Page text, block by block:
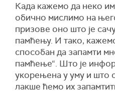
Када кажемо да неко
обично мислимо на
призове оно што је
памћењу. И тако,
способан да запамти
памћење“. Што је
укорењена у уму и што
лакше ћемо их